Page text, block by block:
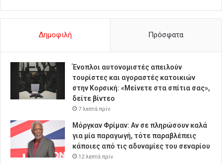
Δημοφιλή Πρόσφατα
Ένοπλοι αυτονομιστές απειλούν
τουρίστες και αγοραστές κατοικιών
στην Κορσική: «Μείνετε στα σπίτια σας»,
δείτε βίντεο
7 λεπτά πρίν
Μόργκαν Φρίμαν: Αν σε πληρώσουν καλά
για μία παραγωγή, τότε παραβλέπεις
κάποιες από τις αδυναμίες του σεναρίου
12 λεπτά πρίν